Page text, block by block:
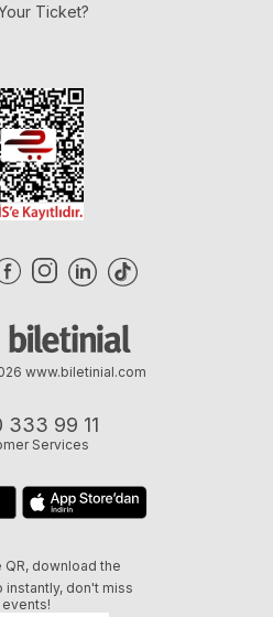
Ticket?
333 99 11
Services
QR, download the
instantly, don't miss
events!
www.biletinial.com